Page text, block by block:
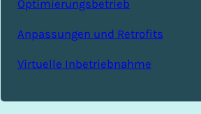
Optimierungsbetrieb
Anpassungen und Retrofits
Virtuelle Inbetriebnahme